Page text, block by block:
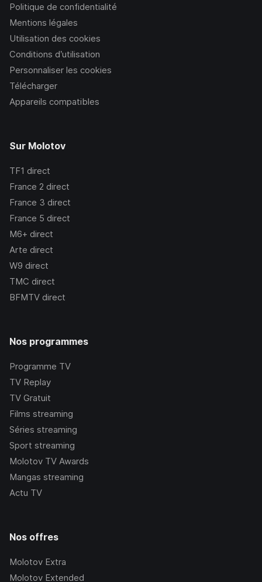
Politique de confidentialité
Mentions légales
Utilisation des cookies
Conditions d’utilisation
Personnaliser les cookies
Télécharger
Appareils compatibles
Sur Molotov
TF1 direct
France 2 direct
France 3 direct
France 5 direct
M6+ direct
Arte direct
W9 direct
TMC direct
BFMTV direct
Nos programmes
Programme TV
TV Replay
TV Gratuit
Films streaming
Séries streaming
Sport streaming
Molotov TV Awards
Mangas streaming
Actu TV
Nos offres
Molotov Extra
Molotov Extended